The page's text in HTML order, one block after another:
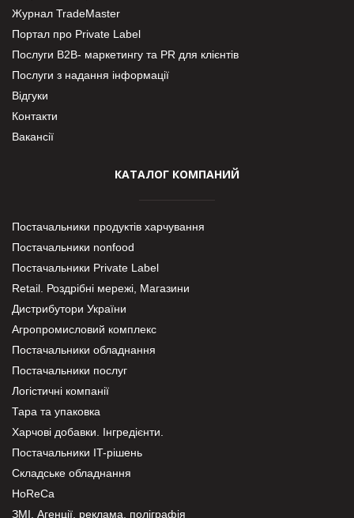
Журнал TradeMaster
Портал про Private Label
Послуги В2В- маркетингу та PR для клієнтів
Послуги з надання інформації
Відгуки
Контакти
Вакансії
КАТАЛОГ КОМПАНИЙ
Постачальники продуктів харчування
Постачальники nonfood
Постачальники Private Label
Retail. Роздрібні мережі, Магазини
Дистрибутори України
Агропромисловий комплекс
Постачальники обладнання
Постачальники послуг
Логістичні компанії
Тара та упаковка
Харчові добавки. Інгредієнти.
Постачальники IT-рішень
Складське обладнання
HoReCa
ЗМІ, Агенції, реклама, поліграфія